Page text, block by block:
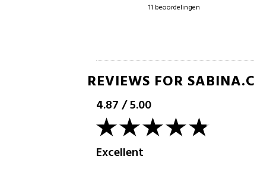
80 beoordelingen
REVIEWS FOR
4.87/5.00
Excellent